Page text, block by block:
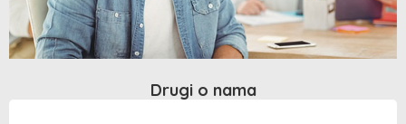
Drugi o nama